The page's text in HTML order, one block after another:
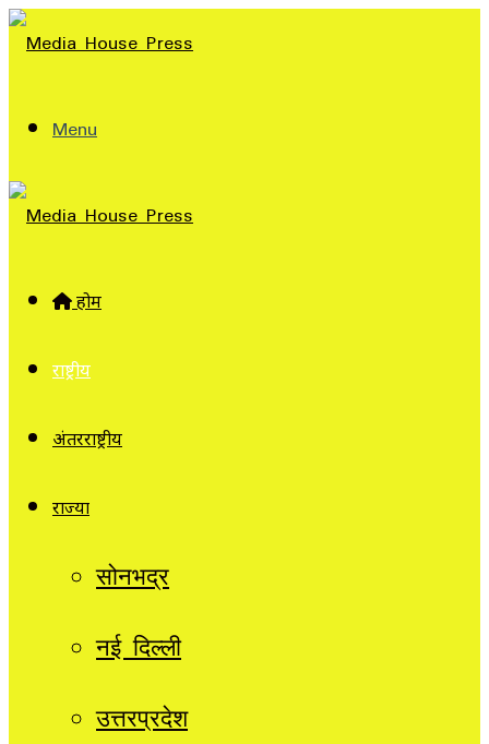
Menu
होम
राष्ट्रीय
अंतरराष्ट्रीय
राज्यों
सोनभद्र
नई दिल्ली
उत्तरप्रदेश